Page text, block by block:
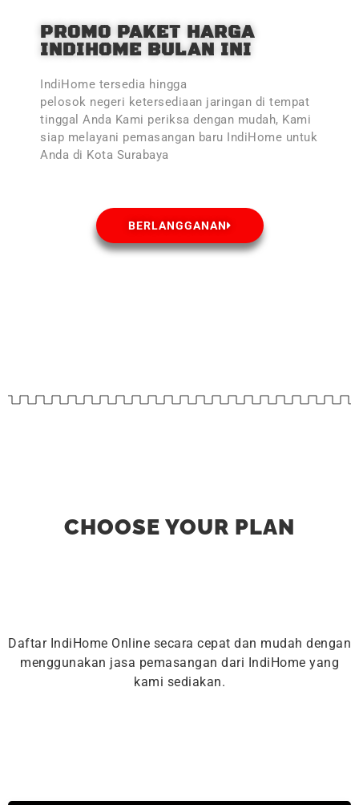
PROMO PAKET HARGA
INDIHOME BULAN INI
IndiHome tersedia hingga
pelosok negeri ketersediaan jaringan di tempat
tinggal Anda Kami periksa dengan mudah, Kami
siap melayani pemasangan baru IndiHome untuk
Anda di Kota Surabaya
BERLANGGANAN
CHOOSE YOUR PLAN
Daftar IndiHome Online secara cepat dan mudah dengan
menggunakan jasa pemasangan dari IndiHome yang
kami sediakan.